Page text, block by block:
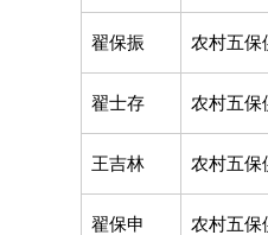
翟保振 农村五保
翟士存 农村五保
王吉林 农村五保
翟保申 农村五保